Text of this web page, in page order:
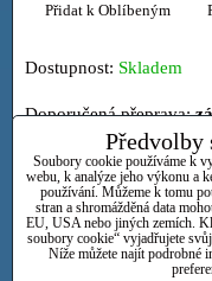
Přidat k Oblíbeným
Dostupnost: Skladem
FacebookTwitter Bluesky
Předvolby
Soubory cookie používáme k
webu, k analýze jeho výkonu a
používání. Můžeme k tomu
stran a shromážděná data
EU, USA nebo jiných zemích.
soubory cookie“ vyjadřujete
Níže můžete najít podrobné